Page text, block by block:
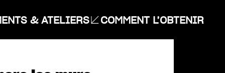
& ATELIERS COMMENT L’OBTENIR